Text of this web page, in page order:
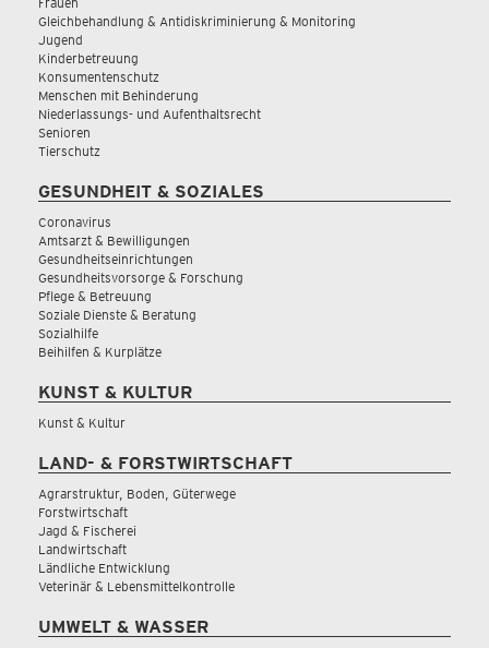
Gleichbehandlung & Antidiskriminierung & Monitoring
Jugend
Kinderbetreuung
Konsumentenschutz
Menschen mit Behinderung
Niederlassungs- und Aufenthaltsrecht
Senioren
Tierschutz
GESUNDHEIT & SOZIALES
Coronavirus
Amtsarzt & Bewilligungen
Gesundheitseinrichtungen
Gesundheitsvorsorge & Forschung
Pflege & Betreuung
Soziale Dienste & Beratung
Sozialhilfe
Beihilfen & Kurplätze
KUNST & KULTUR
Kunst & Kultur
LAND- & FORSTWIRTSCHAFT
Agrarstruktur, Boden, Güterwege
Forstwirtschaft
Jagd & Fischerei
Landwirtschaft
Ländliche Entwicklung
Veterinär & Lebensmittelkontrolle
UMWELT & WASSER